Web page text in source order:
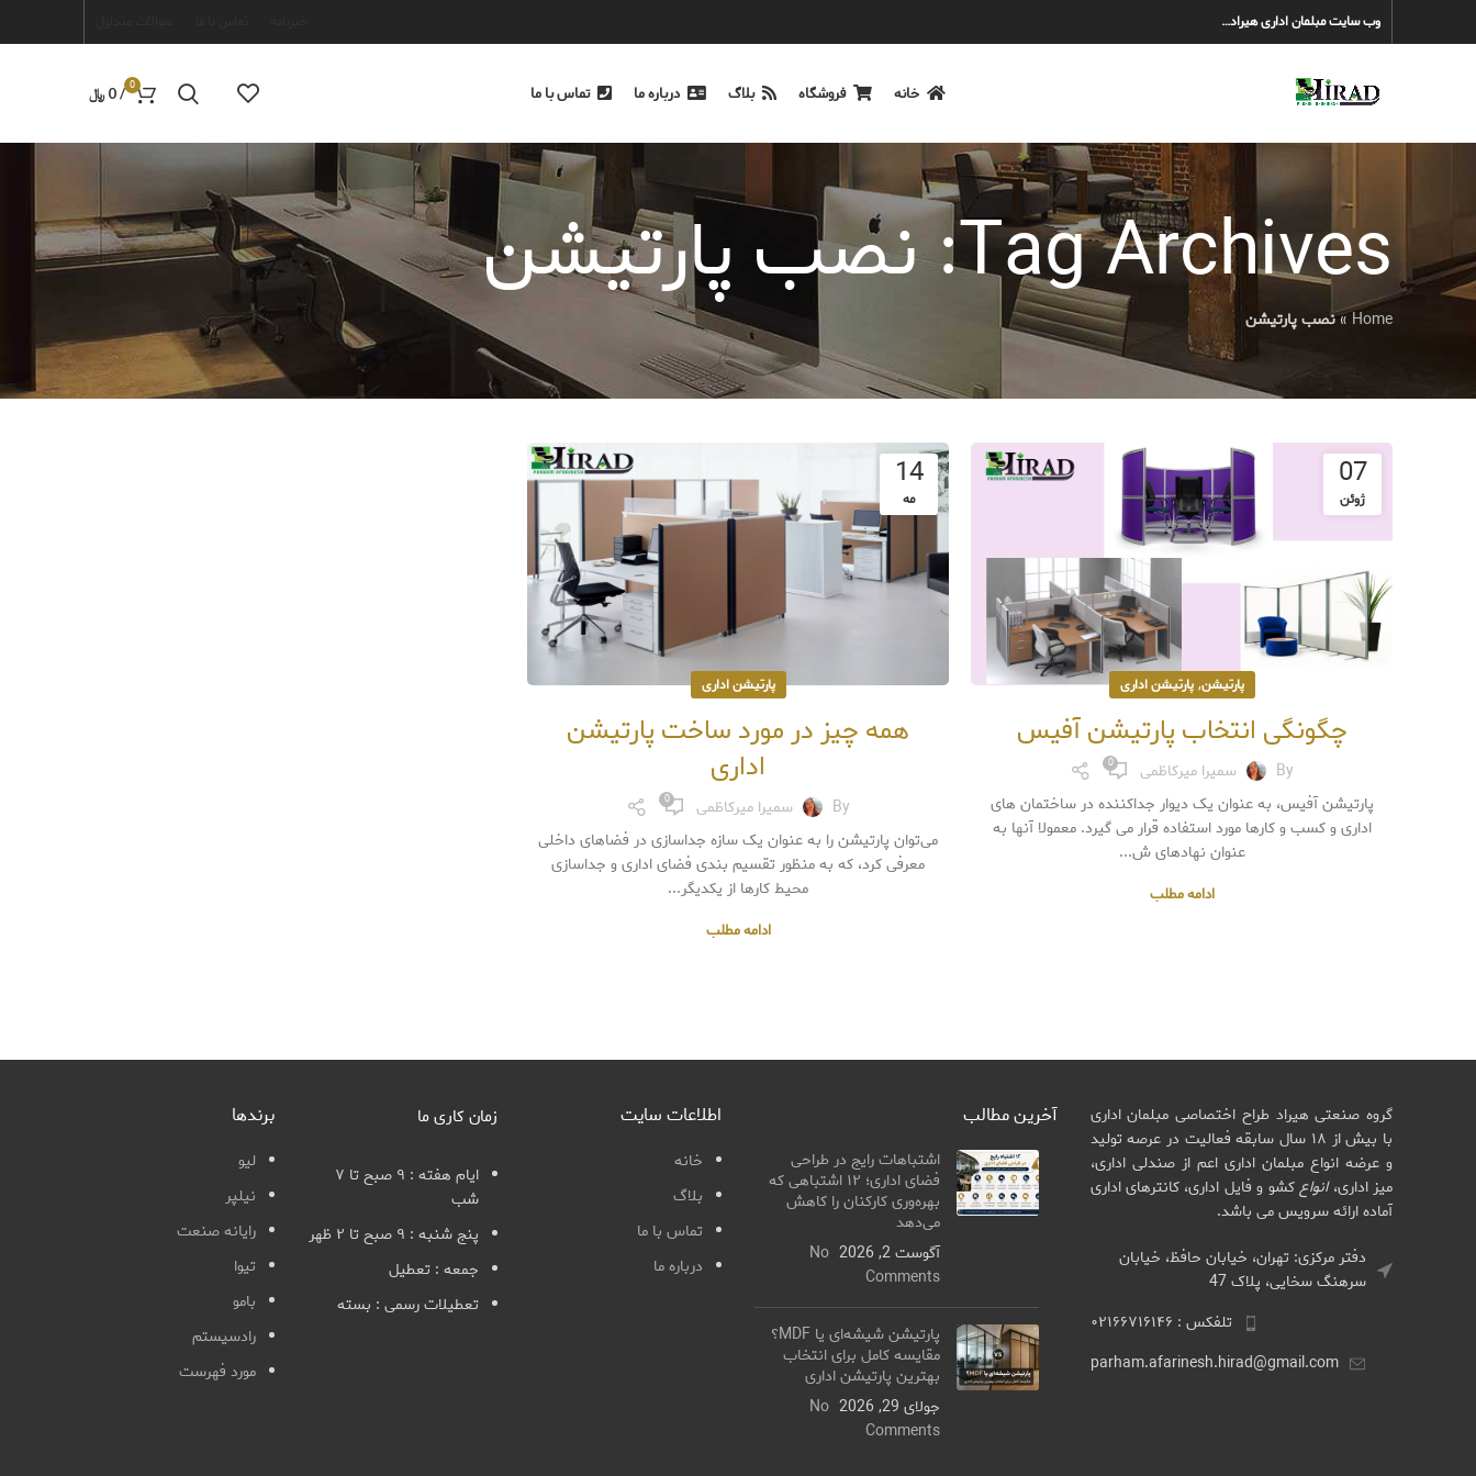
وب سایت مبلمان اداری هیراد…
خانه فروشگاه بلاگ درباره ما تماس با ما 0
/
0 ﷼
Tag Archives: نصب پارتیشن
Home
»نصب پارتیشن
07
ژوئن
پارتیشن,پارتیشن اداری
چگونگی انتخاب پارتیشن آفیس
By سمیرا میرکاظمی 0
پارتیشن آفیس، به عنوان یک دیوار جداکننده در ساختمان های
اداری و کسب و کارها مورد استفاده قرار می گیرد. معمولا آنها به
عنوان نهادهای ش...
ادامه مطلب
14
مه
پارتیشن اداری
همه چیز در مورد ساخت پارتیشن
اداری
By سمیرا میرکاظمی 0
می‌توان پارتیشن را به عنوان یک سازه جداسازی در فضاهای داخلی
معرفی کرد، که به منظور تقسیم بندی فضای اداری و جداسازی
محیط کارها از یکدیگر...
ادامه مطلب
گروه صنعتی هیراد طراح اختصاصی مبلمان اداری
با بیش از ۱۸ سال سابقه فعالیت در عرصه تولید
و عرضه انواع مبلمان اداری اعم از صندلی اداری،
میز اداری،انواعکشو و فایل اداری، کانترهای اداری
آماده ارائه سرویس می باشد.
دفتر مرکزی: تهران، خیابان حافظ، خیابان
سرهنگ سخایی، پلاک 47
تلفکس : ۰۲۱۶۶۷۱۶۱۴۶
parham.afarinesh.hirad@gmail.com
آخرین مطالب
اشتباهات رایج در طراحی
فضای اداری؛ ۱۲ اشتباهی که
بهره‌وری کارکنان را کاهش
می‌دهد
آگوست 2, 2026
No
Comments
پارتیشن شیشه‌ای یا MDF؟
مقایسه کامل برای انتخاب
بهترین پارتیشن اداری
جولای 29, 2026
No
Comments
اطلاعات سایت
خانه
بلاگ
تماس با ما
درباره ما
زمان کاری ما
ایام هفته : ۹ صبح تا ۷
شب
پنج شنبه : ۹ صبح تا ۲ ظهر
جمعه : تعطیل
تعطیلات رسمی : بسته
برندها
لیو
نیلپر
رایانه صنعت
تیوا
بامو
رادسیستم
مورد فهرست